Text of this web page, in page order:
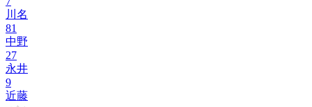
川名
81
中野
27
永井
9
近藤